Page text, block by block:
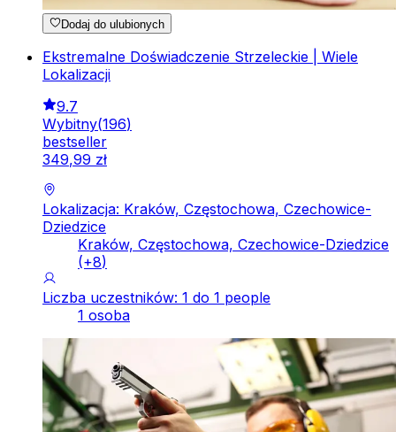
Dodaj do ulubionych
Ekstremalne Doświadczenie Strzeleckie | Wiele
Lokalizacji
9.7
Wybitny(196)
bestseller
349,99 zł
Lokalizacja: Kraków, Częstochowa, Czechowice-
Dziedzice
Kraków, Częstochowa, Czechowice-Dziedzice
(+8)
Liczba uczestników: 1 do 1 people
1 osoba